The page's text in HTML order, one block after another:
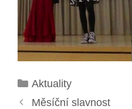
Rubriky
Aktuality
Měsíční slavnost